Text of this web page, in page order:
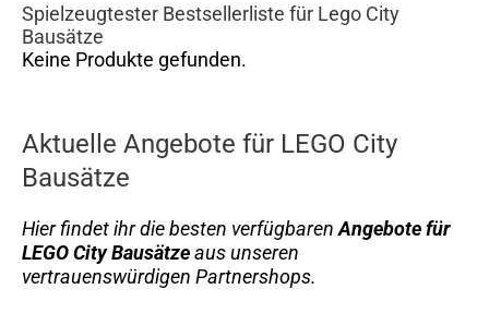
Spielzeugtester Bestsellerliste für Lego City
Bausätze
Keine Produkte gefunden.
Aktuelle Angebote für LEGO City
Bausätze
Hier findet ihr die besten verfügbarenAngebote für
LEGO City Bausätzeaus unseren
vertrauenswürdigen Partnershops.